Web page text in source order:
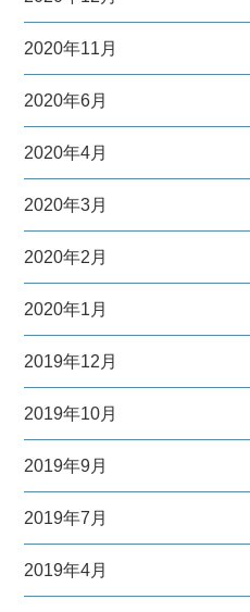
2020年11月
2020年6月
2020年4月
2020年3月
2020年2月
2020年1月
2019年12月
2019年10月
2019年9月
2019年7月
2019年4月